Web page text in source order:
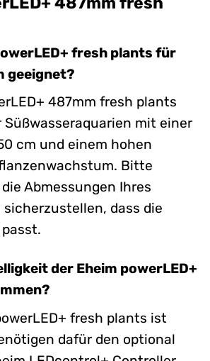
fresh plants für
geeignet?
487mm fresh plants
Süßwasseraquarien mit einer
cm und einem hohen
Bitte
Abmessungen Ihres
dass die
der Eheim powerLED+
fresh plants ist
dafür den optional